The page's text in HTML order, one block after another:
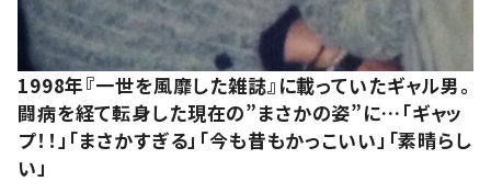
1998年『一世を風靡した雑誌』に載っていたギャル男。
闘病を経て転身した現在の”まさかの姿”に…「ギャッ
プ！！」「まさかすぎる」「今も昔もかっこいい」「素晴らし
い」